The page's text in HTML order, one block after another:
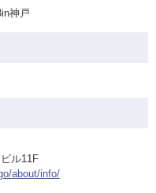
神戸
ル11F
about/info/